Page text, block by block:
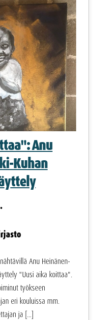
Anu
Kuhan
Anu Heinänen-
"Uusi aika koittaa".
työkseen
eri kouluissa mm.
ja [...]